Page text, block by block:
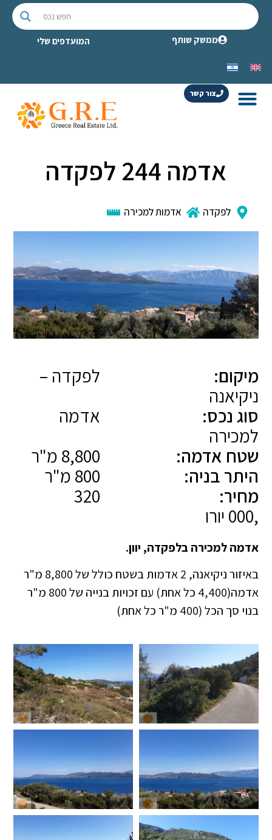
ממשק שותף המועדפים שלי
צור קשר
אדמה 244 לפקדה
לפקדה אדמות למכירה
מיקום:
לפקדה –
ניקיאנה
סוג נכס:
אדמה
למכירה
שטח אדמה:
היתר בניה:
מחיר:
,000 יורו
אדמה למכירה בלפקדה, יוון.
באיזור ניקיאנה, 2 אדמות בשטח כולל של 8,800 מ"ר
אדמה(4,400 כל אחת) עם זכויות בנייה של 800 מ"ר
בנוי סך הכל (400 מ"ר כל אחת)